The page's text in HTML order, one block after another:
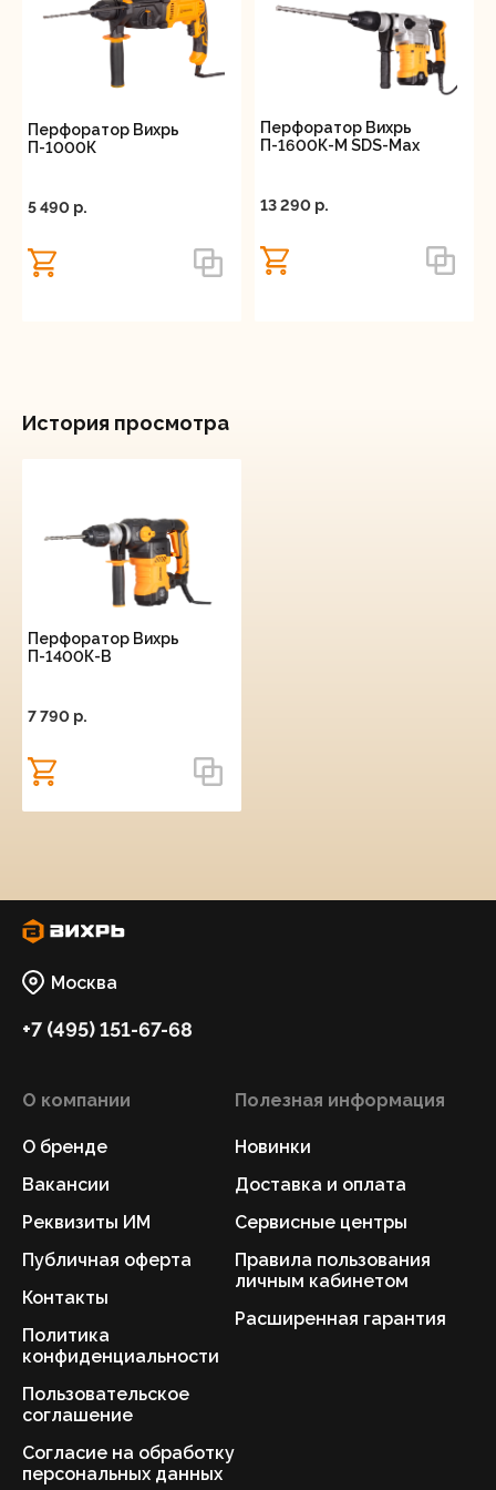
и технические характеристики обеспечивают
стабильную работу даже при максимальных
нагрузках, что делает его незаменимым
помощником как для масштабных строительных
проектов, так и для повседневных ремонтных
работ.
Перфоратор Вихрь
П-1000К
5 490 p.
Перфоратор Вихрь
П-1600К-М SDS-Max
13 290 p.
История просмотра
Перфоратор Вихрь
П-1400К-В
7 790 p.
Москва
+7 (495) 151-67-68
О компании
О бренде
Вакансии
Реквизиты ИМ
Публичная оферта
Контакты
Политика
конфиденциальности
Пользовательское
соглашение
Согласие на обработку
персональных данных
Полезная информация
Новинки
Доставка и оплата
Сервисные центры
Правила пользования
личным кабинетом
Расширенная гарантия